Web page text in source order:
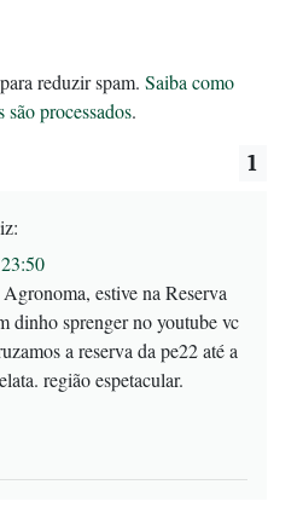
reduzir spam. Saiba como
são processados.
1
estive na Reserva
dinho sprenger no youtube vc
a reserva da pe22 até a
região espetacular.